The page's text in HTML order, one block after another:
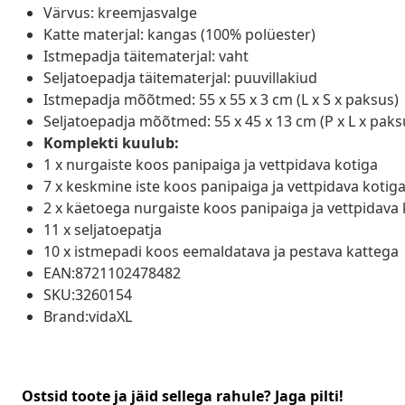
Värvus: kreemjasvalge
Katte materjal: kangas (100% polüester)
Istmepadja täitematerjal: vaht
Seljatoepadja täitematerjal: puuvillakiud
Istmepadja mõõtmed: 55 x 55 x 3 cm (L x S x paksus)
Seljatoepadja mõõtmed: 55 x 45 x 13 cm (P x L x
Komplekti kuulub:
1 x nurgaiste koos panipaiga ja vettpidava kotiga
7 x keskmine iste koos panipaiga ja vettpidava kotiga
2 x käetoega nurgaiste koos panipaiga ja vettpidava
11 x seljatoepatja
10 x istmepadi koos eemaldatava ja pestava kattega
EAN:8721102478482
SKU:3260154
Brand:vidaXL
Ostsid toote ja jäid sellega rahule? Jaga pilti!